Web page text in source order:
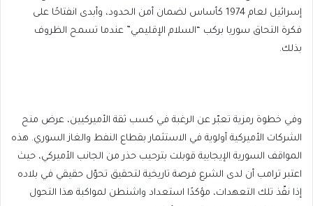
إسرائيل لعام 1974 كأساس لضمان أمن الحدود، وأبدى انفتاحًا على
فكرة التحاق سوريا بركب “السلام الإقليمي” عندما تسمح الظروف
بذلك.
وفي خطوة رمزية تعبّر عن الرغبة في كسب ثقة الأميركيين، عرض منح
الشركات الأميركية أولوية في الاستثمار بقطاع النفط والغاز السوري. هذه
المواقف السورية الإيجابية قوبلت بترحيب حذر من الجانب الأميركي، حيث
اعتبر ترامب أن لدى الشرع فرصة تاريخية لتحقيق تحوّل حقيقي في بلاده
إذا نفّذ تلك التعهدات، مؤكدًا استعداد واشنطن لمواكبة هذا التحول